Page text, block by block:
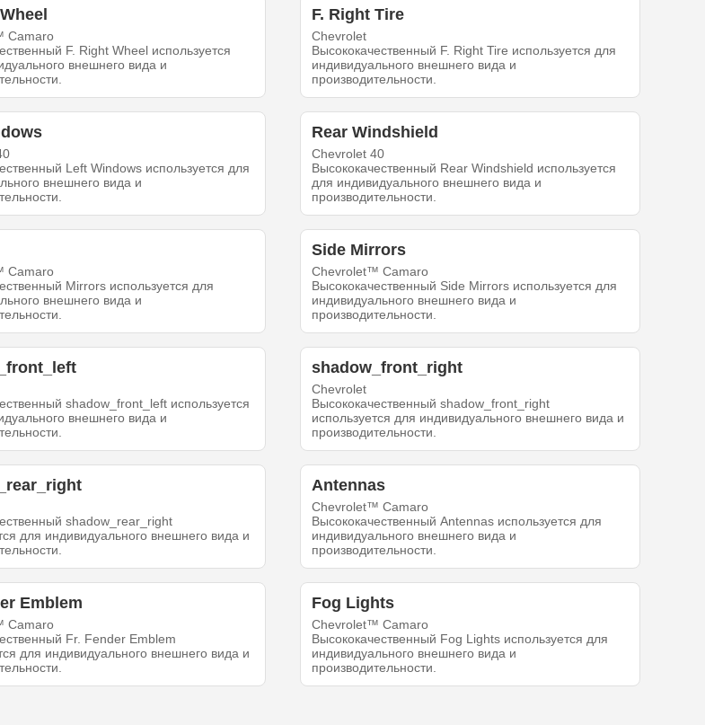
Camaro
F. Right Wheel используется
внешнего вида и
F. Right Tire
Chevrolet
Высококачественный F. Right Tire используется для
индивидуального внешнего вида и
производительности.
Left Windows используется для
внешнего вида и
Rear Windshield
Chevrolet 40
Высококачественный Rear Windshield используется
для индивидуального внешнего вида и
производительности.
Camaro
Mirrors используется для
внешнего вида и
Side Mirrors
Chevrolet™ Camaro
Высококачественный Side Mirrors используется для
индивидуального внешнего вида и
производительности.
shadow_front_left используется
внешнего вида и
shadow_front_right
Chevrolet
Высококачественный shadow_front_right
используется для индивидуального внешнего вида и
производительности.
shadow_rear_right
для индивидуального внешнего вида и
Antennas
Chevrolet™ Camaro
Высококачественный Antennas используется для
индивидуального внешнего вида и
производительности.
Emblem
Camaro
Fr. Fender Emblem
для индивидуального внешнего вида и
Fog Lights
Chevrolet™ Camaro
Высококачественный Fog Lights используется для
индивидуального внешнего вида и
производительности.